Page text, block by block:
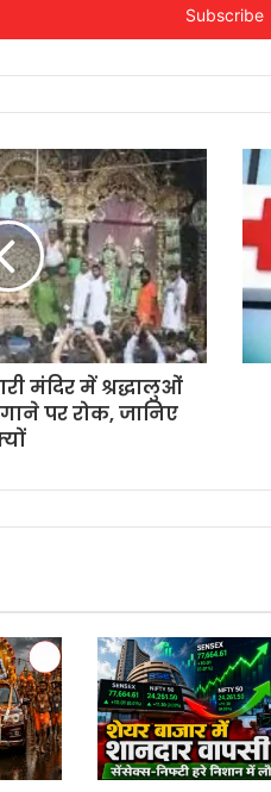
मंदिर में श्रद्धालुओं
पर रोक, जानिए